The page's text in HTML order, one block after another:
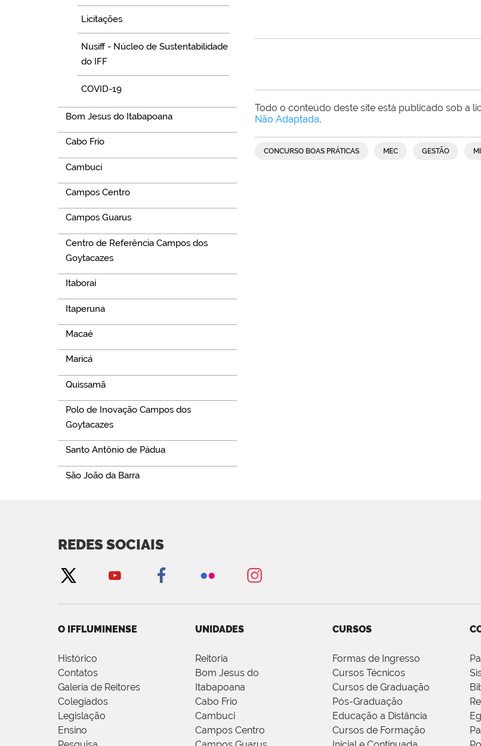
Licitações
Nusiff - Núcleo de Sustentabilidade
do IFF
COVID-19
Bom Jesus do Itabapoana
Cabo Frio
Cambuci
Campos Centro
Campos Guarus
Centro de Referência Campos dos
Goytacazes
Itaboraí
Itaperuna
Macaé
Maricá
Quissamã
Polo de Inovação Campos dos
Goytacazes
Santo Antônio de Pádua
São João da Barra
Todo o conteúdo deste site está publicado sob a
Não Adaptada.
CONCURSO BOAS PRÁTICAS MEC GESTÃO
REDES SOCIAIS
O IFFLUMINENSE
Histórico
Contatos
Galeria de Reitores
Colegiados
Legislação
Ensino
UNIDADES
Reitoria
Bom Jesus do
Itabapoana
Cabo Frio
Cambuci
Campos Centro
CURSOS
Formas de Ingresso
Cursos Técnicos
Cursos de Graduação
Pós-Graduação
Educação a Distância
Cursos de Formação